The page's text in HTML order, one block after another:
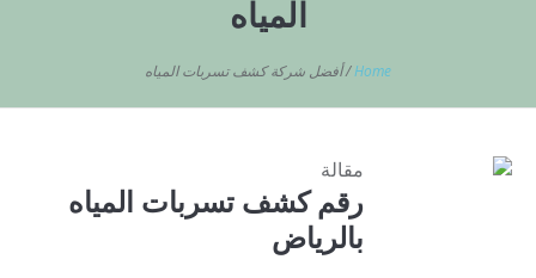
المياه
Home
/أفضل شركة كشف تسربات المياه
مقالة
رقم كشف تسربات المياه
بالرياض